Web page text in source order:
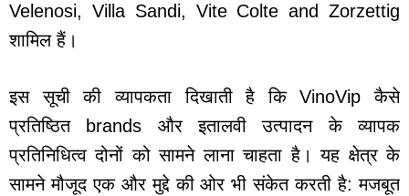
Velenosi, Villa Sandi, Vite Colte and Zorzettig
शामिल हैं।
इस सूची की व्यापकता दिखाती है कि VinoVip कैसे
प्रतिष्ठित brands और इतालवी उत्पादन के व्यापक
प्रतिनिधित्व दोनों को सामने लाना चाहता है। यह क्षेत्र के
सामने मौजूद एक और मुद्दे की ओर भी संकेत करती है: मजबूत